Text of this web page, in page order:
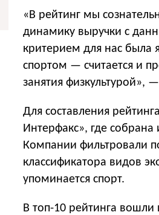
«В рейтинг мы
динамику выручки с
критерием для нас была
спортом — считается и
занятия физкультурой»,
Для составления
Интерфакс», где
Компании фильтровали
классификатора видов
упоминается спорт.
В топ-10 рейтинга